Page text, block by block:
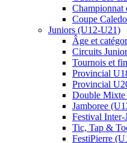
Championnat
Coupe
Juniors (U12-U21)
Âge et
Circuits
Tournois et
Provincial
Provincial
Double
Jamboree
Festival
Tic, Tap &
FestiPierre